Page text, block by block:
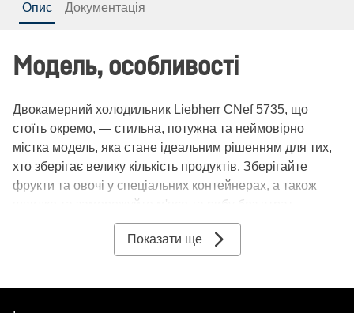
Опис Документація
Модель, особливості
Двокамерний холодильник Liebherr CNef 5735, що
стоїть окремо, — стильна, потужна та неймовірно
містка модель, яка стане ідеальним рішенням для тих,
хто зберігає велику кількість продуктів. Зберігайте
фрукти та овочі у спеціальних контейнерах, а також
швидко та заморожуйте м'ясо та рибу без втрат
корисних речовин та смакових якостей.
Показати ще